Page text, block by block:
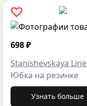
698₽
Stanishevskaya Line
Юбка на резинке
Узнать больше